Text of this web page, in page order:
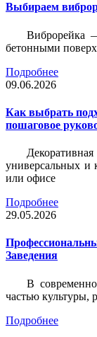
Выбираем
Виброрейка
бетонными
Подробнее
09.06.2026
Как выбрать
пошаговое
универсальных и
или офисе
Подробнее
29.05.2026
Заведения
В
частью культуры,
Подробнее